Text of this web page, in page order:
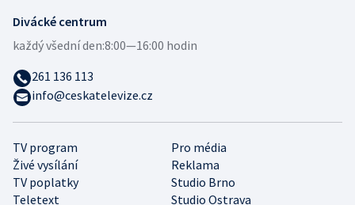
TV program
Pro média
Živé vysílání
Reklama
TV poplatky
Studio Brno
Teletext
Studio Ostrava
Divácké centrum
každý všední den:8:00—16:00 hodin
261 136 113
info@ceskatelevize.cz